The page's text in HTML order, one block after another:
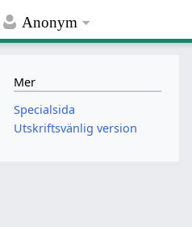
Anonym
Mer
Specialsida
Utskriftsvänlig version